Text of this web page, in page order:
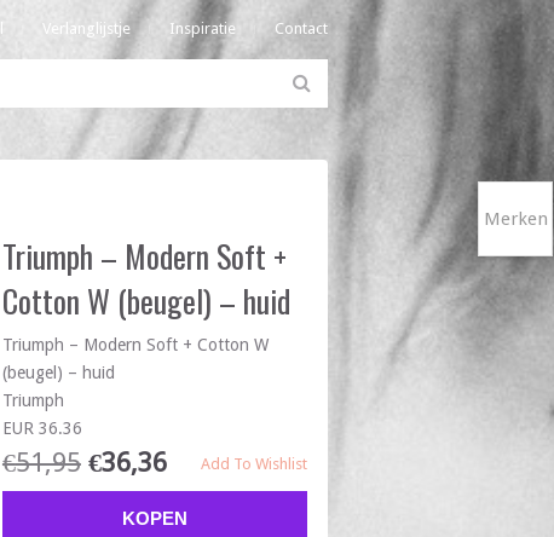
Verlanglijstje Inspiratie Contact
Triumph – Modern Soft +
Cotton W (beugel) – huid
Triumph – Modern Soft + Cotton W
(beugel) – huid
Triumph
EUR 36.36
€51,95 €36,36
KOPEN
Add To Wishlist
Merken